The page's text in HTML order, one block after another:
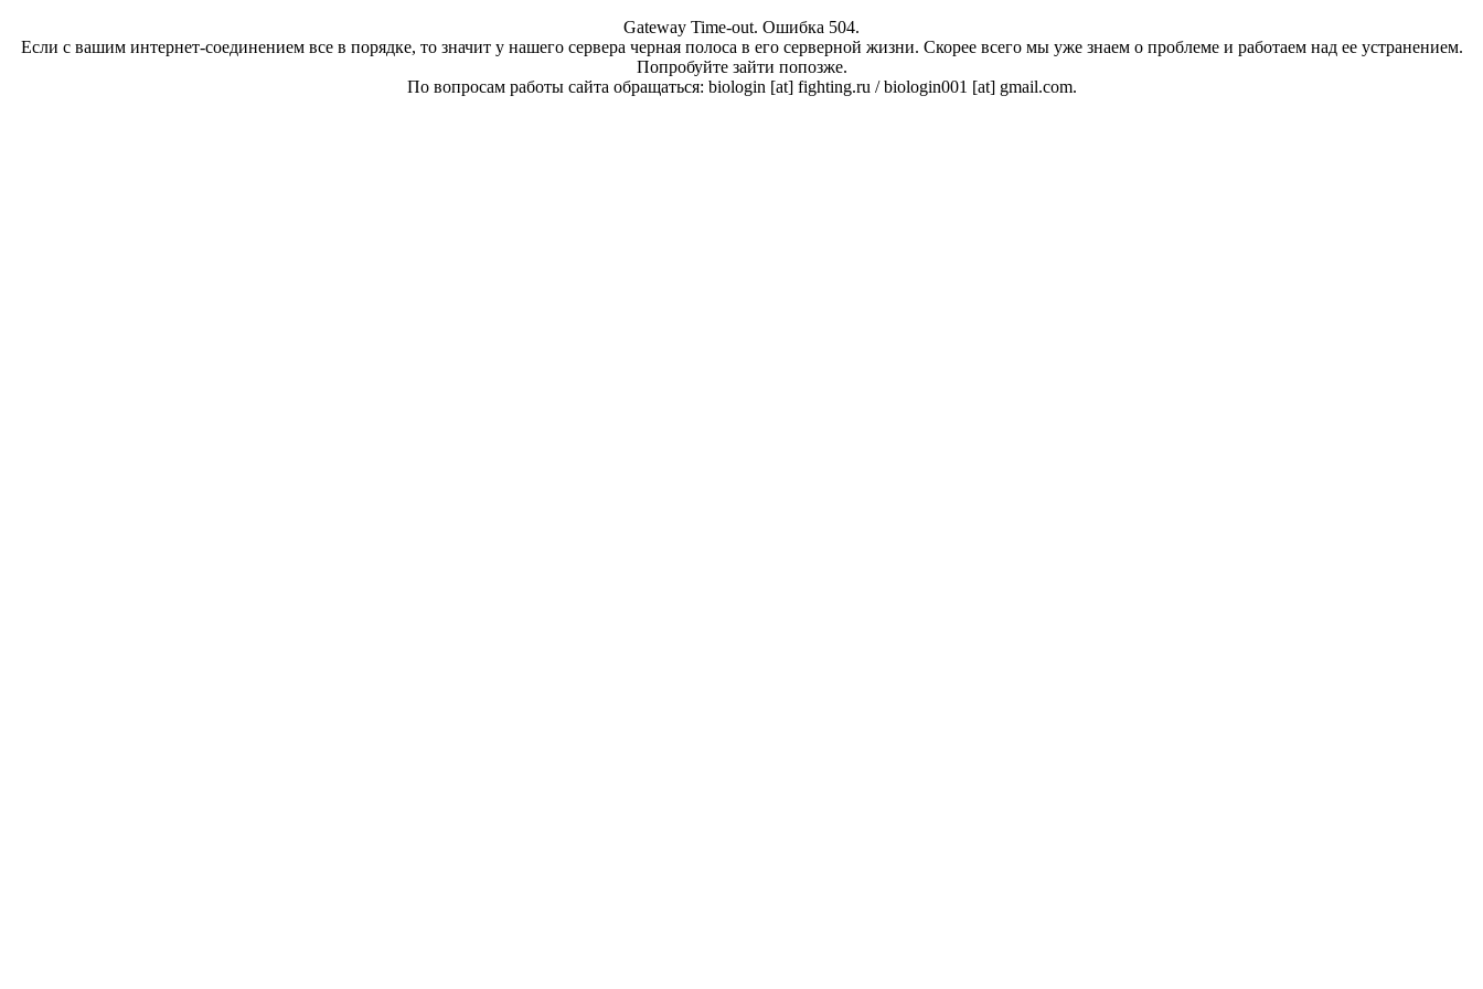
Gateway Time-out. Ошибка 504.
Если с вашим интернет-соединением все в порядке, то значит у нашего сервера черная полоса в его серверной жизни. Скорее всего мы уже знаем о проблеме и работаем над ее устранением.
Попробуйте зайти попозже.
По вопросам работы сайта обращаться: biologin [at] fighting.ru / biologin001 [at] gmail.com.